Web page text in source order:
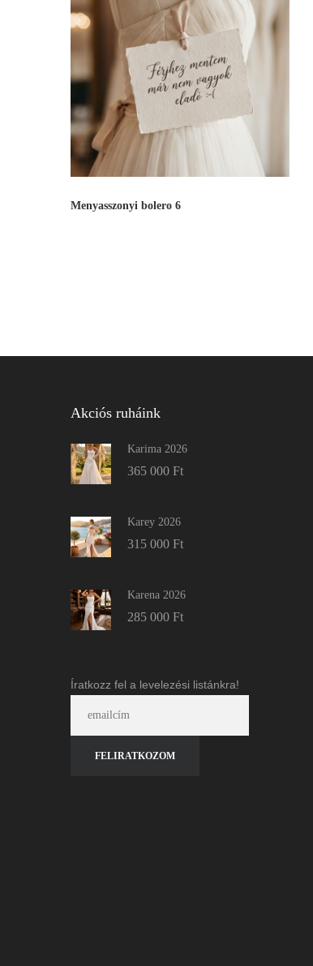
Menyasszonyi bolero 6
Akciós ruháink
Karima 2026
365 000 Ft
Karey 2026
315 000 Ft
Karena 2026
285 000 Ft
Íratkozz fel a levelezési listánkra!